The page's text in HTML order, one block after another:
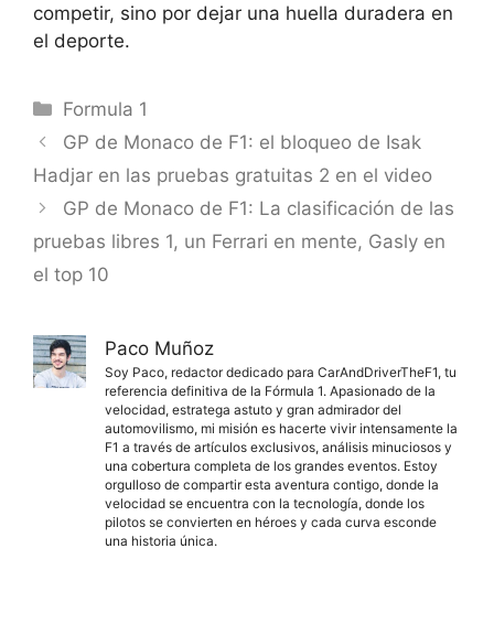
competir, sino por dejar una huella duradera en
el deporte.
Categorías
Formula 1
GP de Monaco de F1: el bloqueo de Isak
Hadjar en las pruebas gratuitas 2 en el video
GP de Monaco de F1: La clasificación de las
pruebas libres 1, un Ferrari en mente, Gasly en
el top 10
Paco Muñoz
Soy Paco, redactor dedicado para CarAndDriverTheF1, tu
referencia definitiva de la Fórmula 1. Apasionado de la
velocidad, estratega astuto y gran admirador del
automovilismo, mi misión es hacerte vivir intensamente la
F1 a través de artículos exclusivos, análisis minuciosos y
una cobertura completa de los grandes eventos. Estoy
orgulloso de compartir esta aventura contigo, donde la
velocidad se encuentra con la tecnología, donde los
pilotos se convierten en héroes y cada curva esconde
una historia única.